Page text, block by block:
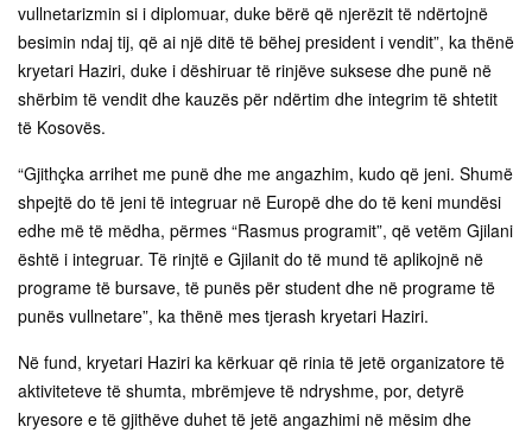
vullnetarizmin si i diplomuar, duke bërë që njerëzit të ndërtojnë
besimin ndaj tij, që ai një ditë të bëhej president i vendit”, ka thënë
kryetari Haziri, duke i dëshiruar të rinjëve suksese dhe punë në
shërbim të vendit dhe kauzës për ndërtim dhe integrim të shtetit
të Kosovës.
“Gjithçka arrihet me punë dhe me angazhim, kudo që jeni. Shumë
shpejtë do të jeni të integruar në Europë dhe do të keni mundësi
edhe më të mëdha, përmes “Rasmus programit”, që vetëm Gjilani
është i integruar. Të rinjtë e Gjilanit do të mund të aplikojnë në
programe të bursave, të punës për student dhe në programe të
punës vullnetare”, ka thënë mes tjerash kryetari Haziri.
Në fund, kryetari Haziri ka kërkuar që rinia të jetë organizatore të
aktiviteteve të shumta, mbrëmjeve të ndryshme, por, detyrë
kryesore e të gjithëve duhet të jetë angazhimi në mësim dhe